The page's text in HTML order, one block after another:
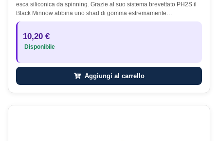
esca siliconica da spinning. Grazie al suo sistema brevettato PH2S il
Black Minnow abbina uno shad di gomma estremamente…
10,20 €
Disponibile
Aggiungi al carrello